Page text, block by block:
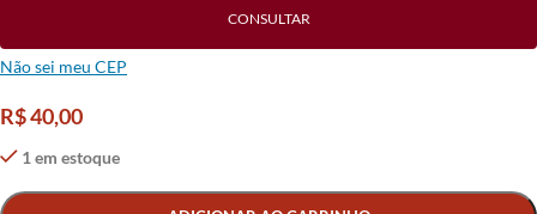
CONSULTAR
Não sei meu CEP
R$40,00
1 em estoque
Alternative: